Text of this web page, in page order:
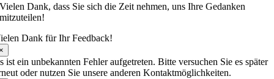
Vielen Dank, dass Sie sich die Zeit nehmen, uns Ihre Gedanken
mitzuteilen!
Dank für Ihr Feedback!
ist ein unbekannten Fehler aufgetreten. Bitte versuchen Sie es später
oder nutzen Sie unsere anderen Kontaktmöglichkeiten.